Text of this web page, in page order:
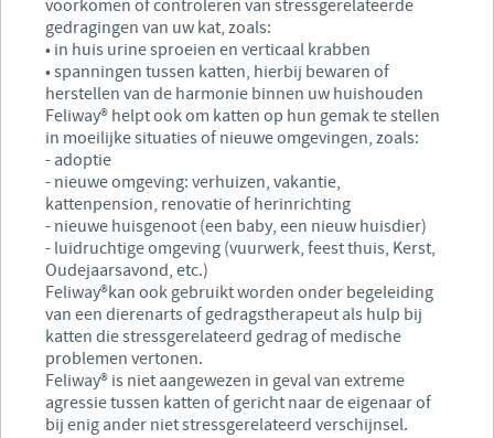
voorkomen of controleren van stressgerelateerde
gedragingen van uw kat, zoals:
• in huis urine sproeien en verticaal krabben
• spanningen tussen katten, hierbij bewaren of
herstellen van de harmonie binnen uw huishouden
Feliway® helpt ook om katten op hun gemak te stellen
in moeilijke situaties of nieuwe omgevingen, zoals:
- adoptie
- nieuwe omgeving: verhuizen, vakantie,
kattenpension, renovatie of herinrichting
- nieuwe huisgenoot (een baby, een nieuw huisdier)
- luidruchtige omgeving (vuurwerk, feest thuis, Kerst,
Oudejaarsavond, etc.)
Feliway®kan ook gebruikt worden onder begeleiding
van een dierenarts of gedragstherapeut als hulp bij
katten die stressgerelateerd gedrag of medische
problemen vertonen.
Feliway® is niet aangewezen in geval van extreme
agressie tussen katten of gericht naar de eigenaar of
bij enig ander niet stressgerelateerd verschijnsel.